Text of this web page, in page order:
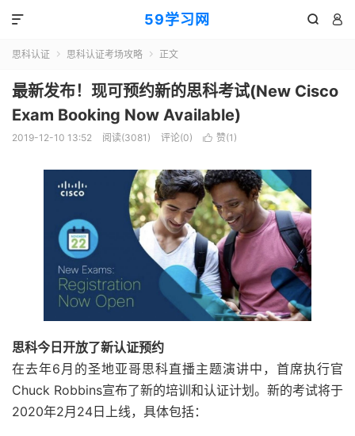
59学习网  

思科认证  思科认证考场攻略  正文
最新发布！现可预约新的思科考试(New Cisco
Exam Booking Now Available)
2019-12-10 13:52 阅读(3081) 评论(0)  赞(1 )
思科今日开放了新认证预约
在去年6月的圣地亚哥思科直播主题演讲中，首席执行官
Chuck Robbins宣布了新的培训和认证计划。新的考试将于
2020年2月24日上线，具体包括：